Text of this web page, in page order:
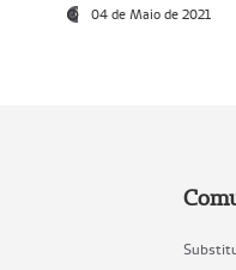
04 de Maio de 2021